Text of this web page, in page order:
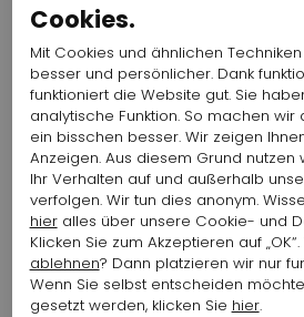
MARC CAIN
M76
Artikelnummer :
Farbe: Gelb
299,44 $ 149,72 $
CAMBIO JEANS
0096-15
Artikelnummer :
Farbe: Weiß
184,87 $
Cookies.
Mit Cookies und ähnlichen
besser und persönlicher. Dank
funktioniert die Website gut. Sie
analytische Funktion. So machen
ein bisschen besser. Wir zeigen
Anzeigen. Aus diesem Grund nutzen
Ihr Verhalten auf und außerhalb
verfolgen. Wir tun dies anonym.
hieralles über unsere Cookie- und
Klicken Sie zum Akzeptieren auf
ablehnen? Dann platzieren wir nur
Wenn Sie selbst entscheiden
gesetzt werden, klicken Sie hier.